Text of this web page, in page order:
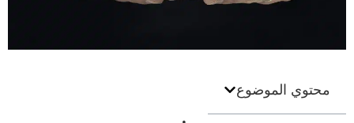
محتوي الموضوع